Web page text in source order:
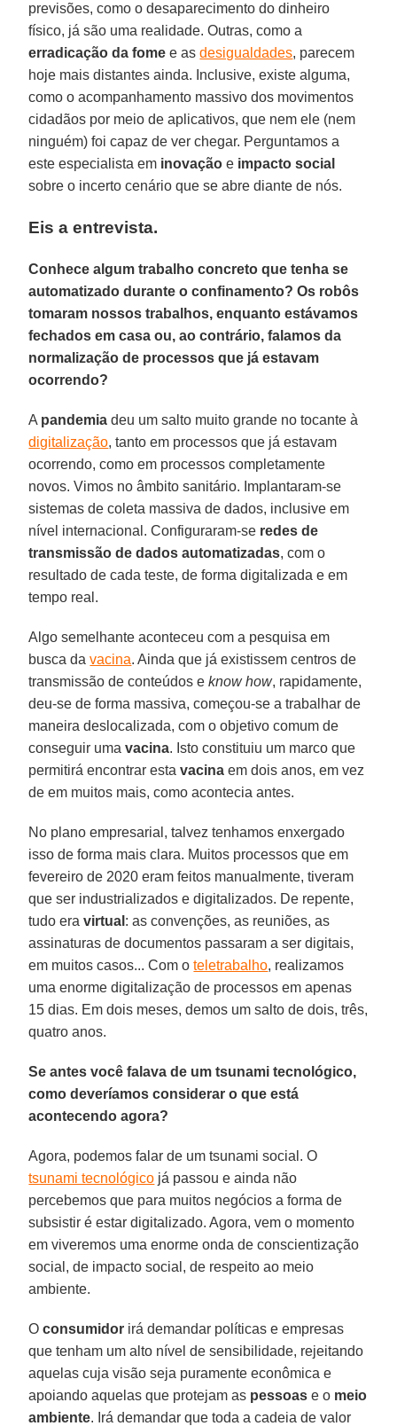
previsões, como o desaparecimento do dinheiro
físico, já são uma realidade. Outras, como a
erradicação da fomee as desigualdades, parecem
hoje mais distantes ainda. Inclusive, existe alguma,
como o acompanhamento massivo dos movimentos
cidadãos por meio de aplicativos, que nem ele (nem
ninguém) foi capaz de ver chegar. Perguntamos a
este especialista em inovação e impacto social
sobre o incerto cenário que se abre diante de nós.
Eis a entrevista.
Conhece algum trabalho concreto que tenha se
automatizado durante o confinamento? Os robôs
tomaram nossos trabalhos, enquanto estávamos
fechados em casa ou, ao contrário, falamos da
normalização de processos que já estavam
ocorrendo?
A pandemia deu um salto muito grande no tocante à
digitalização, tanto em processos que já estavam
ocorrendo, como em processos completamente
novos. Vimos no âmbito sanitário. Implantaram-se
sistemas de coleta massiva de dados, inclusive em
nível internacional. Configuraram-se redes de
transmissão de dados automatizadas, com o
resultado de cada teste, de forma digitalizada e em
tempo real.
Algo semelhante aconteceu com a pesquisa em
busca davacina. Ainda que já existissem centros de
transmissão de conteúdos eknow how, rapidamente,
deu-se de forma massiva, começou-se a trabalhar de
maneira deslocalizada, com o objetivo comum de
conseguir umavacina. Isto constituiu um marco que
permitirá encontrar estavacina em dois anos, em vez
de em muitos mais, como acontecia antes.
No plano empresarial, talvez tenhamos enxergado
isso de forma mais clara. Muitos processos que em
fevereiro de 2020 eram feitos manualmente, tiveram
que ser industrializados e digitalizados. De repente,
tudo eravirtual : as convenções, as reuniões, as
assinaturas de documentos passaram a ser digitais,
em muitos casos... Com oteletrabalho, realizamos
uma enorme digitalização de processos em apenas
15 dias. Em dois meses, demos um salto de dois, três,
quatro anos.
Se antes você falava de um tsunami tecnológico,
como deveríamos considerar o que está
acontecendo agora?
Agora, podemos falar de um tsunami social. O
tsunami tecnológico já passou e ainda não
percebemos que para muitos negócios a forma de
subsistir é estar digitalizado. Agora, vem o momento
em viveremos uma enorme onda de conscientização
social, de impacto social, de respeito ao meio
ambiente.
Oconsumidor irá demandar políticas e empresas
que tenham um alto nível de sensibilidade, rejeitando
aquelas cuja visão seja puramente econômica e
apoiando aquelas que protejam as pessoas e o meio
ambiente. Irá demandar que toda a cadeia de valor